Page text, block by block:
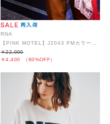
RNA
【PINK MOTEL】J2043 PMカラーコンビトラッカー
￥4,400 （80%OFF）
￥22,000